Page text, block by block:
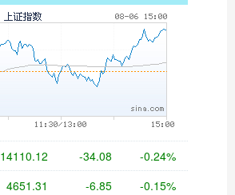
14110.12 -34.08 -0.24%
4651.31 -6.85 -0.15%